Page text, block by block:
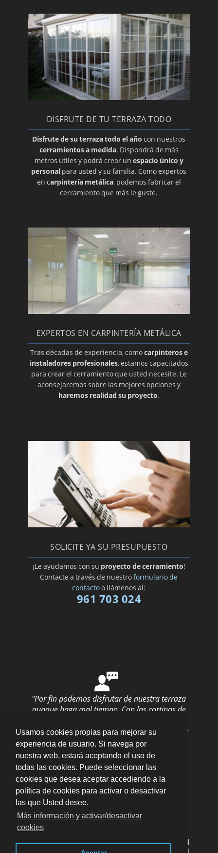
Usamos cookies propias para mejorar su
experiencia de usuario. Si navega por
nuestra web, estará aceptando el uso de
todas las cookies. Puede seleccionar las
cookies que desea aceptar accediendo a la
política de cookies para activar o desactivar
las que Usted desee.
Más información y activar/desactivar
cookies
DISFRUTE DE TU TERRAZA TODO
Disfrute de su terraza todo el año con nuestros
cerramientos a medida. Dispondrá de más
metros útiles y podrá crear un espacio único y
personal para usted y su familia. Como expertos
en carpintería metálica, podemos fabricar el
cerramiento que más le guste.
EXPERTOS EN CARPINTERÍA METÁLICA
Tras décadas de experiencia, comocarpinteros e
instaladores profesionales, estamos capacitados
para crear el cerramiento que usted necesite. Le
aconsejaremos sobre las mejores opciones y
haremos realidad su proyecto.
SOLICITE YA SU PRESUPUESTO
¡Le ayudamos con su proyecto de cerramiento!
Contacte a través de nuestroformulario de
contactoo llámenos al:
961 703 024
"Por fin podemos disfrutar de nuestra terraza
aunque haga mal tiempo. Con las cortinas de
estamos protegidos a la vez. La instalación fue
rápida y quedó perfecto."por Olga Suances
M. valoración10/10
Enviar opinión
POLÍGONO INDUSTRIAL EL TEULAR. AVDA. DEL
TEULAR S/N · 46410 SUECA (VALENCIA) ·Aviso legal